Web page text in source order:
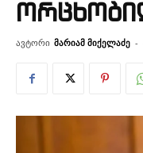
ავტორი მარიამ მიქელაძე -